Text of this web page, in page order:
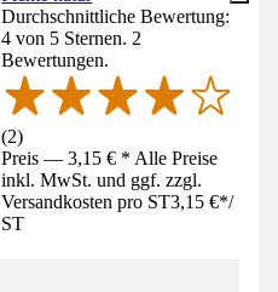
Durchschnittliche Bewertung:
4 von 5 Sternen. 2
Bewertungen.
(2)
Preis — 3,15 € * Alle Preise
inkl. MwSt. und ggf. zzgl.
Versandkosten pro ST3,15 €*/
ST